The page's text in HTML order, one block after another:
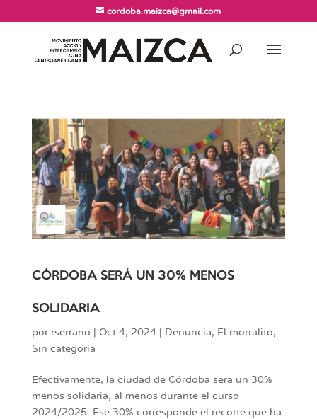
cordoba.maizca@gmail.com
CÓRDOBA SERÁ UN 30% MENOS
SOLIDARIA
por rserrano Oct 4, 2024| Denuncia, El morralito,
Sin categoría
Efectivamente, la ciudad de Córdoba sera un 30%
menos solidaria, al menos durante el curso
2024/2025. Ese 30% corresponde el recorte que ha